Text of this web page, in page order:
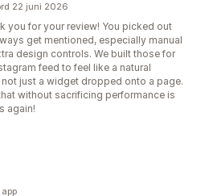
22 juni 2026
you for your review! You picked out
get mentioned, especially manual
design controls. We built those for
feed to feel like a natural
just a widget dropped onto a page.
without sacrificing performance is
again!